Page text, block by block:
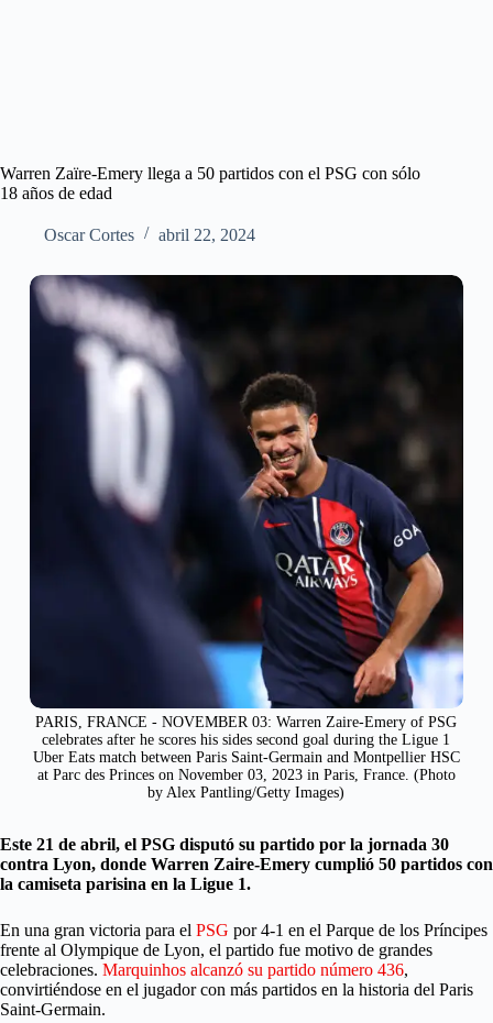
Warren Zaïre-Emery llega a 50 partidos con el PSG con sólo
18 años de edad
Oscar Cortes abril 22, 2024
PARIS, FRANCE - NOVEMBER 03: Warren Zaire-Emery of PSG
celebrates after he scores his sides second goal during the Ligue 1
Uber Eats match between Paris Saint-Germain and Montpellier HSC
at Parc des Princes on November 03, 2023 in Paris, France. (Photo
by Alex Pantling/Getty Images)
Este 21 de abril, el PSG disputó su partido por la jornada 30
contra Lyon, donde Warren Zaire-Emery cumplió 50 partidos con
la camiseta parisina en la Ligue 1.
En una gran victoria para el PSG por 4-1 en el Parque de los Príncipes
frente al Olympique de Lyon, el partido fue motivo de grandes
celebraciones. Marquinhos alcanzó su partido número 436,
convirtiéndose en el jugador con más partidos en la historia del Paris
Saint-Germain.